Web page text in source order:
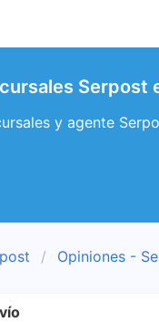
Serpost
y agente
Opiniones -